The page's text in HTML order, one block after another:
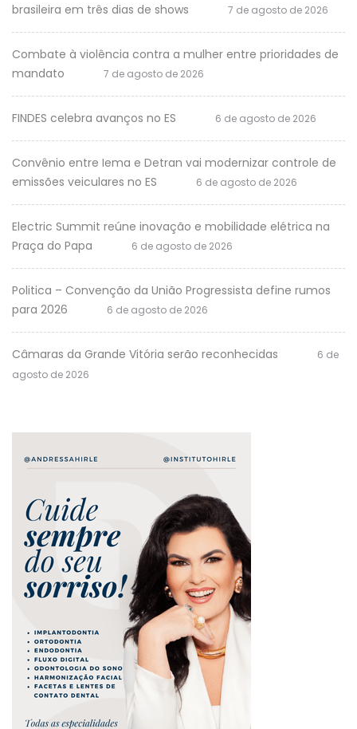
brasileira em três dias de shows
7 de agosto de 2026
Combate à violência contra a mulher entre prioridades de
mandato
7 de agosto de 2026
FINDES celebra avanços no ES 6 de agosto de 2026
Convênio entre Iema e Detran vai modernizar controle de
emissões veiculares no ES
6 de agosto de 2026
Electric Summit reúne inovação e mobilidade elétrica na
Praça do Papa
6 de agosto de 2026
Politica – Convenção da União Progressista define rumos
para 2026
6 de agosto de 2026
Câmaras da Grande Vitória serão reconhecidas
6 de
agosto de 2026